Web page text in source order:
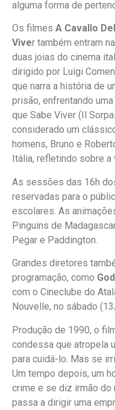
alguma forma de
Os filmes A Cavallo
Viver também entram
duas joias do cinema
dirigido por Luigi
que narra a história de
prisão, enfrentando
que Sabe Viver (Il
considerado um
homens, Bruno e
Itália, refletindo sobre
As sessões das 16h
reservadas para o
escolares. As
Pinguins de
Pegar e Paddington.
Grandes diretores
programação, como
com o Cineclube do
Nouvelle, no sábado
Produção de 1990, o
condessa que atropela
para cuidá-lo. Mas se
Um tempo depois, um
crime e se diz irmão do
passa a dirigir uma